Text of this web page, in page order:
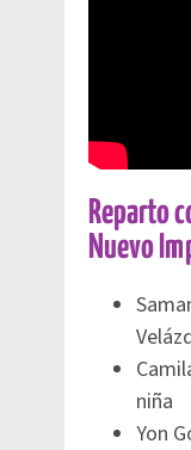
Reparto
Nuevo
niña
Yon